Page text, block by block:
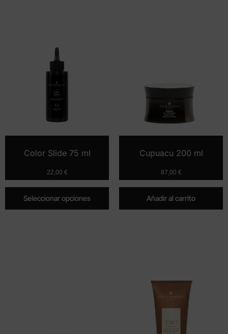
Color Slide 75 ml
22,00 €
Seleccionar opciones
Cupuacu 200 ml
87,00 €
Añadir al carrito